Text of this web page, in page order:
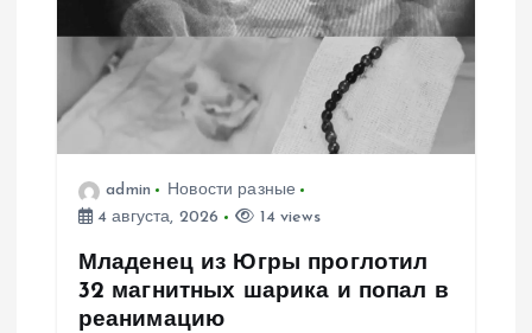
з
admin
Новости разные
4 августа, 2026
14 views
Младенец из Югры проглотил
32 магнитных шарика и попал в
реанимацию